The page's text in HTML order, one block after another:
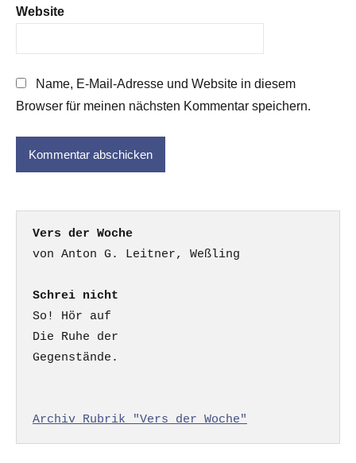
Website
Name, E-Mail-Adresse und Website in diesem
Browser für meinen nächsten Kommentar speichern.
Vers der Woche
Schrei nicht
So! Hör auf
Die Ruhe der
Gegenstände.
Archiv Rubrik "Vers der Woche"